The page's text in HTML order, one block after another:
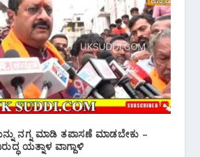
ನಗ್ನ ಮಾಡಿ ತಪಾಸಣೆ ಮಾಡಬೇಕು –
ಯತ್ನಾಳ ವಾಗ್ದಾಳಿ